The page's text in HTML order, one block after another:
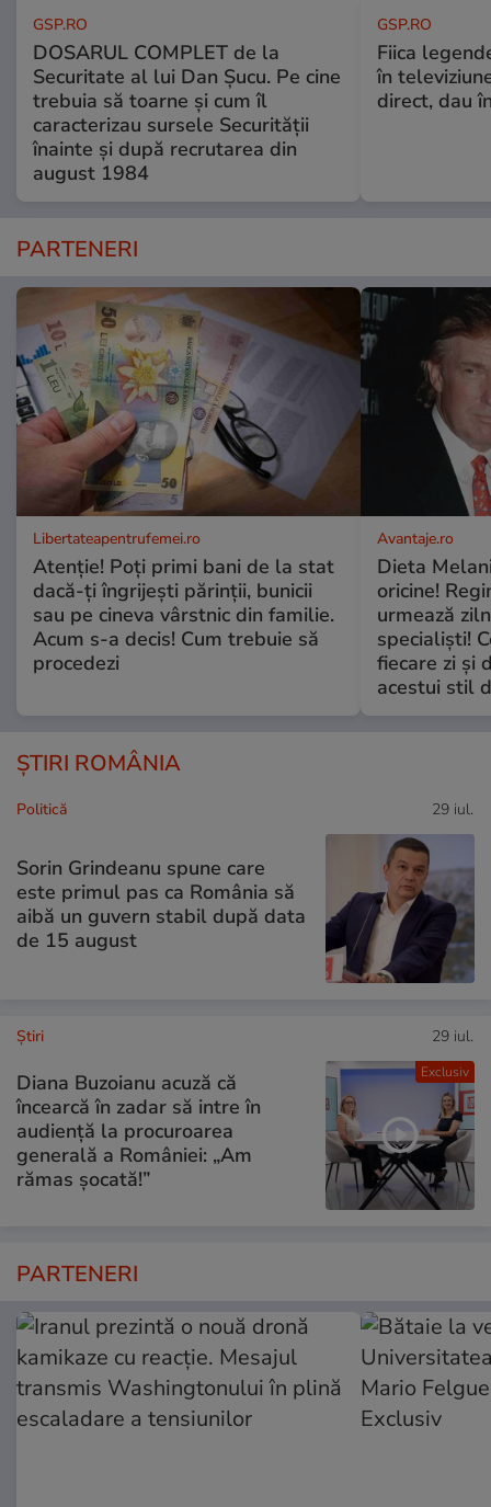
GSP.RO
DOSARUL COMPLET de la
Securitate al lui Dan Șucu. Pe cine
trebuia să toarne și cum îl
caracterizau sursele Securității
înainte și după recrutarea din
august 1984
GSP.RO
Fiica
în
direct, dau
PARTENERI
Libertateapentrufemei.ro
Atenție! Poți primi bani de la stat
dacă-ți îngrijești părinții, bunicii
sau pe cineva vârstnic din familie.
Acum s-a decis! Cum trebuie să
procedezi
Avantaje.ro
Dieta
oricine!
urmează
specialiști!
fiecare zi și
acestui stil
ȘTIRI ROMÂNIA
Politică 29 iul.
Sorin Grindeanu spune care
este primul pas ca România să
aibă un guvern stabil după data
de 15 august
Exclusiv
Ştiri 29 iul.
Diana Buzoianu acuză că
încearcă în zadar să intre în
audiență la procuroarea
generală a României: „Am
rămas șocată!”
PARTENERI